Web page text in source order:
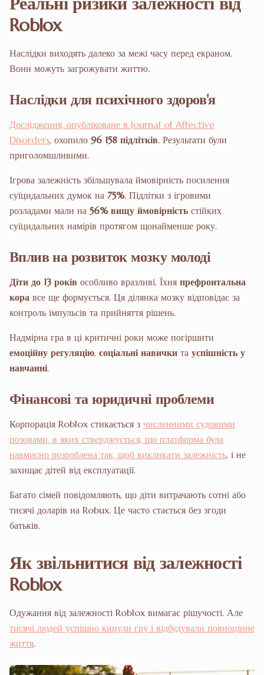
Roblox
Наслідки виходять далеко за межі часу перед екраном.
Вони можуть загрожувати життю.
Наслідки для психічного здоров'я
Дослідження, опубліковане в Journal of Affective
Disorders, охопило 96 158 підлітків. Результати були
приголомшливими.
Ігрова залежність збільшувала ймовірність посилення
суїцидальних думок на 75%. Підлітки з ігровими
розладами мали на 56% вищу ймовірність стійких
суїцидальних намірів протягом щонайменше року.
Вплив на розвиток мозку молоді
Діти до 13 років особливо вразливі. Їхня префронтальна
кора все ще формується. Ця ділянка мозку відповідає за
контроль імпульсів та прийняття рішень.
Надмірна гра в ці критичні роки може погіршити
емоційну регуляцію, соціальні навички та успішність у
навчанні.
Фінансові та юридичні проблеми
Корпорація Roblox стикається з численними судовими
позовами, в яких стверджується, що платформа була
навмисно розроблена так, щоб викликати залежність, і не
захищає дітей від експлуатації.
Багато сімей повідомляють, що діти витрачають сотні або
тисячі доларів на Robux. Це часто стається без згоди
батьків.
Як звільнитися від залежності
Roblox
Одужання від залежності Roblox вимагає рішучості. Але
тисячі людей успішно кинули гру і відбудували повноцінне
життя.